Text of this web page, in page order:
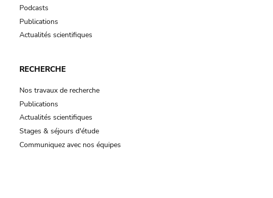
Podcasts
Publications
Actualités scientifiques
RECHERCHE
Nos travaux de recherche
Publications
Actualités scientifiques
Stages & séjours d'étude
Communiquez avec nos équipes